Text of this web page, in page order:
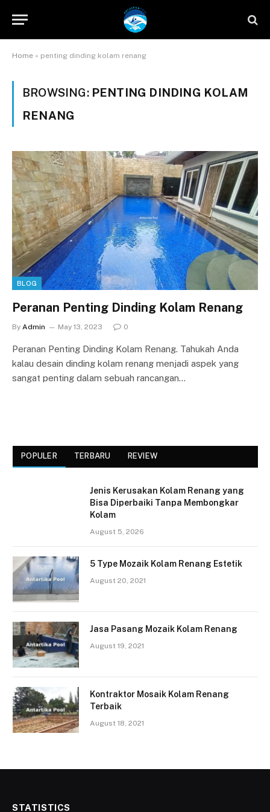
Home » penting dinding kolam renang
BROWSING: PENTING DINDING KOLAM
RENANG
BLOG
Peranan Penting Dinding Kolam Renang
By Admin May 13, 2023 0
Peranan Penting Dinding Kolam Renang. Tahukah Anda
kalau desain dinding kolam renang menjadi aspek yang
sangat penting dalam sebuah rancangan…
POPULER TERBARU REVIEW
Jenis Kerusakan Kolam Renang yang
Bisa Diperbaiki Tanpa Membongkar
Kolam
August 5, 2026
5 Type Mozaik Kolam Renang Estetik
August 20, 2021
Jasa Pasang Mozaik Kolam Renang
August 19, 2021
Kontraktor Mosaik Kolam Renang
Terbaik
August 18, 2021
STATISTICS